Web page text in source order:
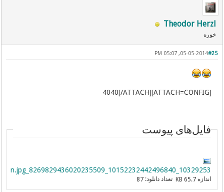
Theodor Herzl
خوره
#25
05-05-2014, 05:07 PM
[ATTACH=CONFIG]4040[/ATTACH]
فایل‌های پیوست
10329253_10152232442496840_8269829436020235509_n.jpg
اندازه65.7 KB تعداد دانلود:87